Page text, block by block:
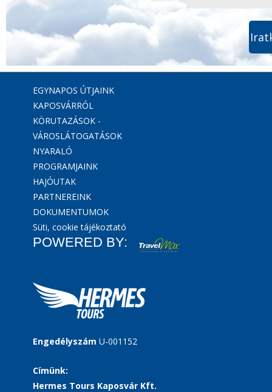
EGYNAPOS ÚTJAINK
KAPOSVÁRRÓL
KÖRUTAZÁSOK -
VÁROSLÁTOGATÁSOK
NYARALÓ
PROGRAMJAINK
HAJÓUTAK
PARTNEREINK
DOKUMENTUMOK
Süti, cookie tájékoztató
POWERED BY:
Engedélyszám U-001152
Címünk:
Hermes Tours Kaposvár Kft.